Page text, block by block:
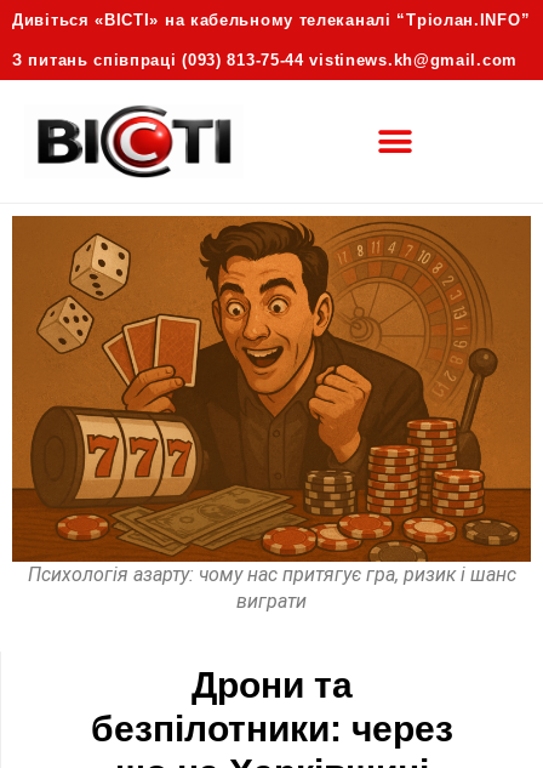
Дивіться «ВІСТІ» на кабельному телеканалі “Трiолан.INFO”
З питань співпраці (093) 813-75-44 vistinews.kh@gmail.com
Психологія азарту: чому нас притягує гра, ризик і шанс
виграти
Дрони та
безпілотники: через